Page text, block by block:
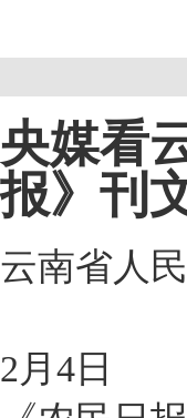
央媒看
报》刊
云南省人
2月4日